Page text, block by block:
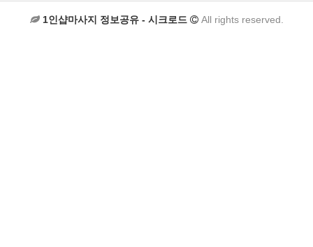
1인샵마사지 정보공유 - 시크로드 All rights reserved.